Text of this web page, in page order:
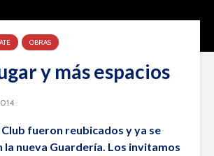
OBRAS
y más espacios
fueron reubicados y ya se
la nueva Guardería. Los invitamos